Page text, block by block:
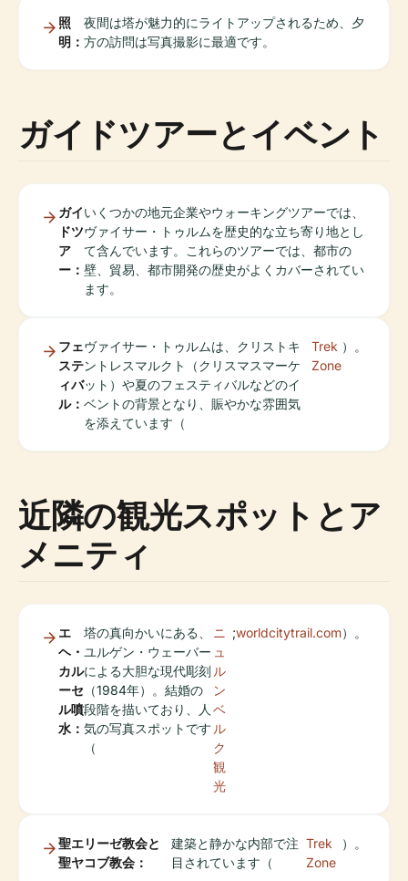
照
明：
夜間は塔が魅力的にライトアップされるため、夕
方の訪問は写真撮影に最適です。
ガイドツアーとイベント
ガイ
ドツ
ア
ー：
いくつかの地元企業やウォーキングツアーでは、
ヴァイサー・トゥルムを歴史的な立ち寄り地とし
て含んでいます。これらのツアーでは、都市の
壁、貿易、都市開発の歴史がよくカバーされてい
ます。
フェ
ステ
ィバ
ル：
ヴァイサー・トゥルムは、クリストキ
ントレスマルクト（クリスマスマーケ
ット）や夏のフェスティバルなどのイ
ベントの背景となり、賑やかな雰囲気
を添えています（
Trek
Zone
）。
近隣の観光スポットとア
メニティ
エ
ヘ・
カル
ーセ
ル噴
水：
塔の真向かいにある、
ユルゲン・ウェーバー
による大胆な現代彫刻
（1984年）。結婚の
段階を描いており、人
気の写真スポットです
（
ニ
ュ
ル
ン
ベ
ル
ク
観
光
;worldcitytrail.com）。
聖エリーゼ教会と
聖ヤコブ教会：
建築と静かな内部で注
目されています（
Trek
Zone
）。